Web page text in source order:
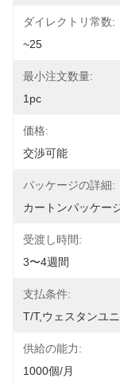
ダイレクトリ常数:
~25
最小注文数量:
1pc
価格:
交渉可能
パッケージの詳細:
カートンパッケー
受渡し時間:
3〜4週間
支払条件:
T/T,ウェスタンユ
供給の能力:
1000個/月